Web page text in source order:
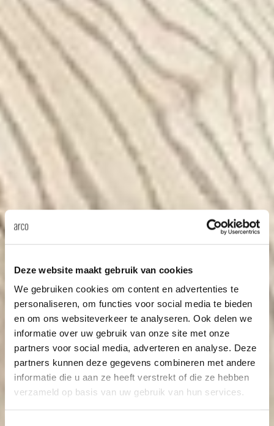
Deze website maakt gebruik van cookies
We gebruiken cookies om content en advertenties te
personaliseren, om functies voor social media te bieden
en om ons websiteverkeer te analyseren. Ook delen we
informatie over uw gebruik van onze site met onze
partners voor social media, adverteren en analyse. Deze
partners kunnen deze gegevens combineren met andere
informatie die u aan ze heeft verstrekt of die ze hebben
verzameld op basis van uw gebruik van hun services.